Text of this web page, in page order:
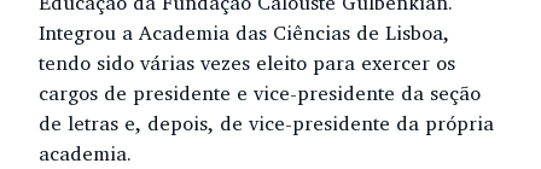
Integrou a Academia das Ciências de Lisboa,
tendo sido várias vezes eleito para exercer os
cargos de presidente e vice-presidente da seção
de letras e, depois, de vice-presidente da própria
academia.